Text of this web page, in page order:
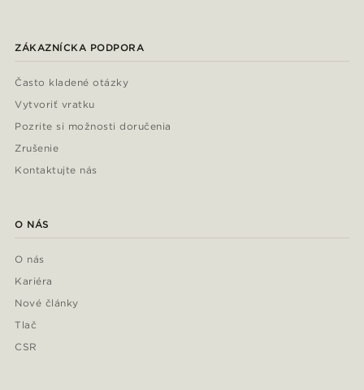
ZÁKAZNÍCKA PODPORA
Často kladené otázky
Vytvoriť vratku
Pozrite si možnosti doručenia
Zrušenie
Kontaktujte nás
O NÁS
O nás
Kariéra
Nové články
Tlač
CSR